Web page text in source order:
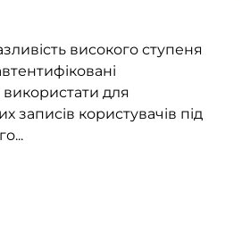
високого ступеня
для
записів користувачів під